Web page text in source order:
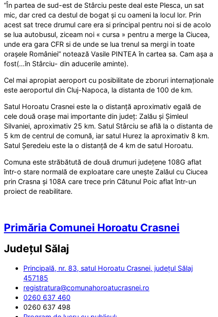
“În partea de sud-est de Stârciu peste deal este Plesca, un sat
mic, dar cred ca destul de bogat și cu oameni la locul lor. Prin
acest sat trece drumul care era si principal pentru noi si de acolo
se lua autobusul, ziceam noi « cursa » pentru a merge la Ciucea,
unde era gara CFR si de unde se lua trenul sa mergi in toate
orașele României” notează Vasile PINTEA în cartea sa. Cam așa a
fost(…în Stârciu- din aducerile aminte).
Cel mai apropiat aeroport cu posibilitate de zboruri internaționale
este aeroportul din Cluj-Napoca, la distanta de 100 de km.
Satul Horoatu Crasnei este la o distanță aproximativ egală de
cele două orașe mai importante din județ: Zalău și Șimleul
Silvaniei, aproximativ 25 km. Satul Stârciu se află la o distanta de
5 km de centrul de comună, iar satul Hurez la aproximativ 8 km.
Satul Șeredeiu este la o distanță de 4 km de satul Horoatu.
Comuna este străbătută de două drumuri județene 108G aflat
într-o stare normală de exploatare care unește Zalăul cu Ciucea
prin Crasna și 108A care trece prin Cătunul Poic aflat într-un
proiect de reabilitare.
Primăria Comunei Horoatu Crasnei
Județul Sălaj
Principală, nr. 83, satul Horoatu Crasnei, județul Sălaj
457185
registratura@comunahoroatucrasnei.ro
0260 637 460
0260 637 498